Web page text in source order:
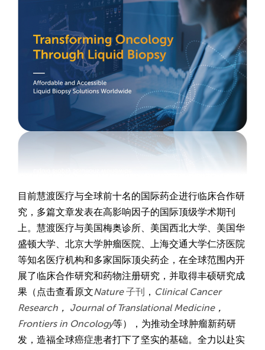
目前慧渡医疗与全球前十名的国际药企进行临床合作研
究，多篇文章发表在高影响因子的国际顶级学术期刊
上。慧渡医疗与美国梅奥诊所、美国西北大学、美国华
盛顿大学、北京大学肿瘤医院、上海交通大学仁济医院
等知名医疗机构和多家国际顶尖药企，在全球范围内开
展了临床合作研究和药物注册研究，并取得丰硕研究成
果（点击查看原文Nature子刊 ， Clinical Cancer
Research ， Journal of Translational Medicine，
Frontiers in Oncology等），为推动全球肿瘤新药研
发，造福全球癌症患者打下了坚实的基础。全力以赴实